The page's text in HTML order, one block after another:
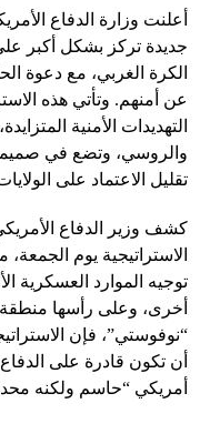
أعلنت وزارة الدفاع
جديدة تركز بشكل أكبر
الكرة الغربي، مع دعوة
عن أمنهم. وتأتي هذه
التهديدات الأمنية
والروسي، وتضع في
تقليل الاعتماد على
كشف وزير الدفاع
الاستراتيجية يوم
توجيه الموارد العسكرية
أخرى، وعلى رأسها منطقة
“نوفوستي”، فإن
أن تكون قادرة على
أمريكي “حاسم ولكنه